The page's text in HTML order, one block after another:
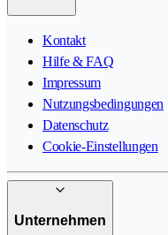
Kontakt
Hilfe & FAQ
Impressum
Nutzungsbedingungen
Datenschutz
Cookie-Einstellungen
Unternehmen